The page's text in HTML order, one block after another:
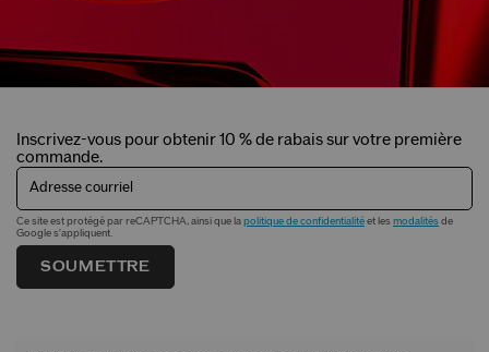
Inscrivez-vous pour obtenir 10 % de rabais sur votre première
commande.
Adresse courriel
Ce site est protégé par reCAPTCHA, ainsi que la politique de confidentialité et les modalités de
Google s'appliquent.
SOUMETTRE